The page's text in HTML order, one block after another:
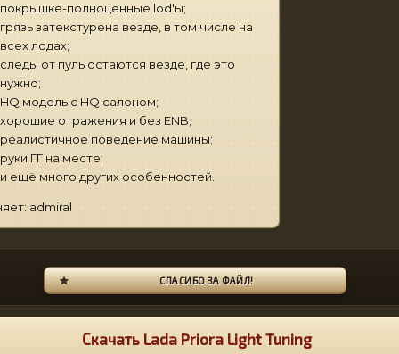
покрышке-полноценные lod'ы;
грязь затекстурена везде, в том числе на
всех лодах;
следы от пуль остаются везде, где это
нужно;
HQ модель с HQ салоном;
хорошие отражения и без ENB;
реалистичное поведение машины;
руки ГГ на месте;
и ещё много других особенностей.
admiral
СПАСИБО ЗА ФАЙЛ!
Скачать Lada Priora Light Tuning